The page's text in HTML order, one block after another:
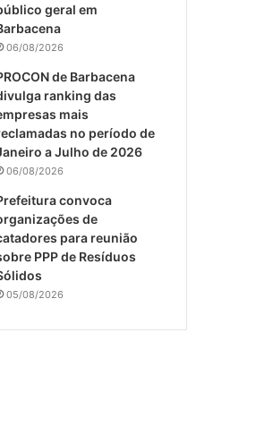
geral em
06/08/2026
de Barbacena
ranking das
mais
no período de
a Julho de 2026
06/08/2026
convoca
de
para reunião
PPP de Resíduos
05/08/2026